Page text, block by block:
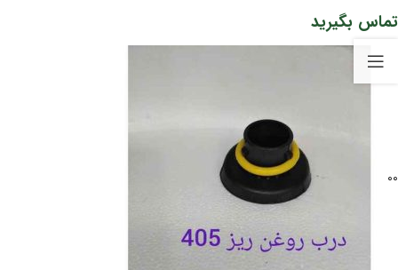
تماس بگیرید
00